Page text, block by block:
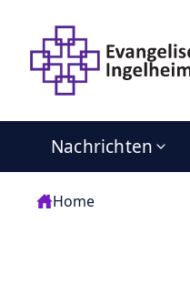
Nachrichten
Home